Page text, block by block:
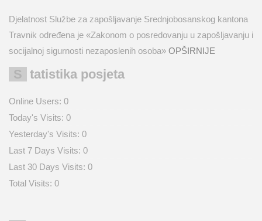
Djelatnost Službe za zapošljavanje Srednjobosanskog kantona
Travnik određena je «Zakonom o posredovanju u zapošljavanju i
socijalnoj sigurnosti nezaposlenih osoba» OPŠIRNIJE
Statistika posjeta
Online Users: 0
Today's Visits: 0
Yesterday's Visits: 0
Last 7 Days Visits: 0
Last 30 Days Visits: 0
Total Visits: 0